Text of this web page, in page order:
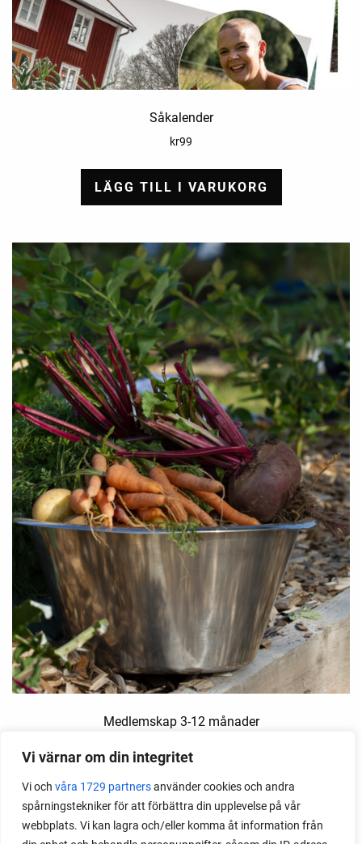
Vi värnar om din integritet
Vi och våra 1729 partnersanvänder cookies och andra
spårningstekniker för att förbättra din upplevelse på vår
webbplats. Vi kan lagra och/eller komma åt information från
Såkalender
kr99
LÄGG TILL I VARUKORG
Medlemskap 3-12 månader
Medlemskap som gåva
FRÅN:kr267för 3 månader
VÄLJ ALTERNATIV
Den
här